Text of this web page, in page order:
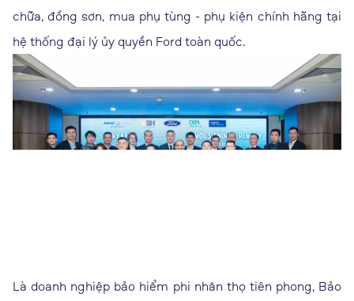
chữa, đồng sơn, mua phụ tùng - phụ kiện chính hãng tại
hệ thống đại lý ủy quyền Ford toàn quốc.
Là doanh nghiệp bảo hiểm phi nhân thọ tiên phong, Bảo